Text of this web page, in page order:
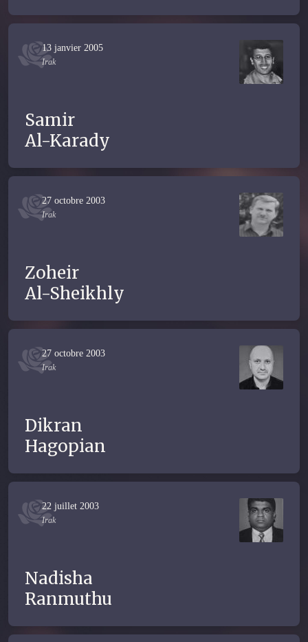
13 janvier 2005
Irak
Samir
Al-Karady
27 octobre 2003
Irak
Zoheir
Al-Sheikhly
27 octobre 2003
Irak
Dikran
Hagopian
22 juillet 2003
Irak
Nadisha
Ranmuthu